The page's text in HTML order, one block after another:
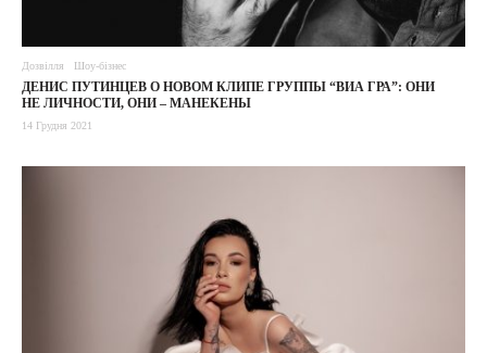
Дозвілля Шоу-бізнес
ДЕНИС ПУТИНЦЕВ О НОВОМ КЛИПЕ ГРУППЫ “ВИА ГРА”: ОНИ
НЕ ЛИЧНОСТИ, ОНИ – МАНЕКЕНЫ
14 Грудня 2021